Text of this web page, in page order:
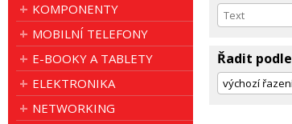
KOMPONENTY
MOBILNÍ TELEFONY
E-BOOKY A TABLETY
ELEKTRONIKA
NETWORKING
Řadit podle